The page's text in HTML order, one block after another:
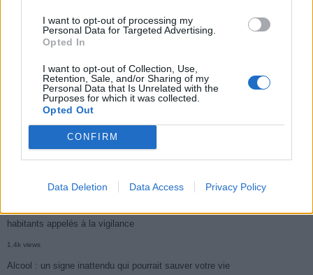
I want to opt-out of processing my
Personal Data for Targeted Advertising.
Opted In
I want to opt-out of Collection, Use,
Retention, Sale, and/or Sharing of my
Personal Data that Is Unrelated with the
Purposes for which it was collected.
Opted Out
CONFIRM
Data Deletion Data Access Privacy Policy
Ce cancer mortel explose chez les personnes nées après 1980 : le
Je suis cardiologue et voici le seul chocolat que je valide : c’est le
meilleur pour le cœur
Cancer du foie : Symptômes silencieux mais vitaux à connaître
habitants appelés à la vigilance
1.4k views
Alcool : un signe inattendu qui pourrait sauver votre vie